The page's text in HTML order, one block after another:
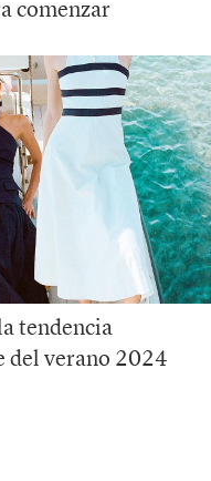
comenzar
tendencia
del verano 2024